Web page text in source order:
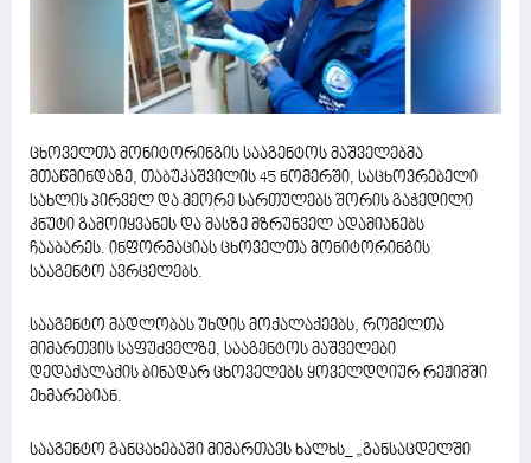
ცხოველთა მონიტორინგის სააგენტოს მაშველებმა
მთაწმინდაზე, თაბუკაშვილის 45 ნომერში, საცხოვრებელი
სახლის პირველ და მეორე სართულებს შორის გაჭედილი
კნუტი გამოიყვანეს და მასზე მზრუნველ ადამიანებს
ჩააბარეს. ინფორმაციას ცხოველთა მონიტორინგის
სააგენტო ავრცელებს.
სააგენტო მადლობას უხდის მოქალაქეებს, რომელთა
მიმართვის საფუძველზე, სააგენტოს მაშველები
დედაქალაქის ბინადარ ცხოველებს ყოველდღიურ რეჟიმში
ეხმარებიან.
სააგენტო განცახებაში მიმართავს ხალხს_ „განსაცდელში